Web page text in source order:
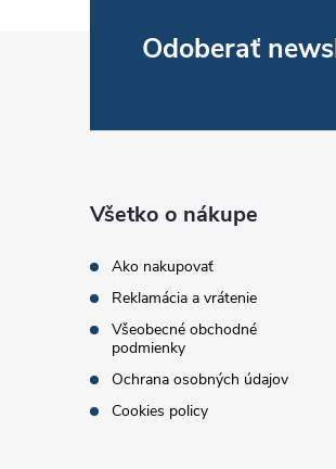
Odoberať
Všetko o nákupe
Ako nakupovať
Reklamácia a vrátenie
Všeobecné obchodné
podmienky
Ochrana osobných údajov
Cookies policy